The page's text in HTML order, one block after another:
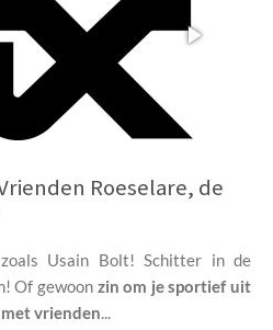
Roeselare, de
Usain Bolt!Schitter in de
Of gewoon zin om je sportief uit
vrienden...